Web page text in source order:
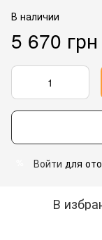
В наличии
5 670 грн
Войти для
В